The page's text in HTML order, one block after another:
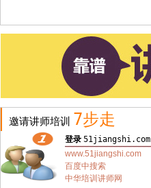
邀请讲师培训 7步走
登录 51jiangshi.com
www.51jiangshi.com
百度中搜索
中华培训讲师网